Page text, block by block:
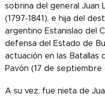
sobrina del general Juan
(1797-1841), e hija del
argentino Estanislao del
defensa del Estado de
actuación en las Batallas
Pavón (17 de septiembre
A su vez, fue nieta de